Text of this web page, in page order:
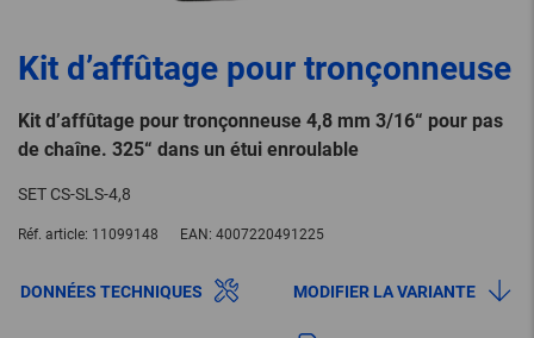
Kit d’affûtage pour tronçonneuse
Kit d’affûtage pour tronçonneuse 4,8 mm 3/16“ pour pas
de chaîne. 325“ dans un étui enroulable
SET CS-SLS-4,8
Réf. article: 11099148 EAN: 4007220491225
DONNÉES TECHNIQUES MODIFIER LA VARIANTE